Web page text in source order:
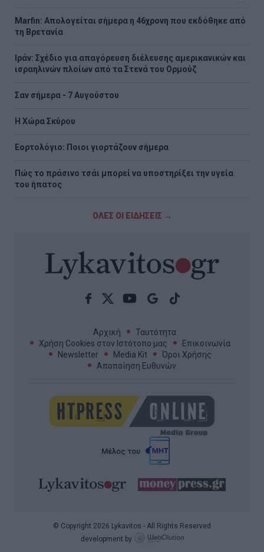
Marfin: Απολογείται σήμερα η 46χρονη που εκδόθηκε από
τη Βρετανία
Ιράν: Σχέδιο για απαγόρευση διέλευσης αμερικανικών και
ισραηλινών πλοίων από τα Στενά του Ορμούζ
Σαν σήμερα - 7 Αυγούστου
Η Χώρα Σκύρου
Εορτολόγιο: Ποιοι γιορτάζουν σήμερα
Πώς το πράσινο τσάι μπορεί να υποστηρίξει την υγεία
του ήπατος
ΟΛΕΣ ΟΙ ΕΙΔΗΣΕΙΣ →
Αρχική
Ταυτότητα
Χρήση Cookies στον Ιστότοπο μας
Επικοινωνία
Newsletter
Media Kit
Όροι Χρήσης
Αποποίηση Ευθυνών
Μέλος του
© Copyright 2026 Lykavitos - All Rights Reserved
development by